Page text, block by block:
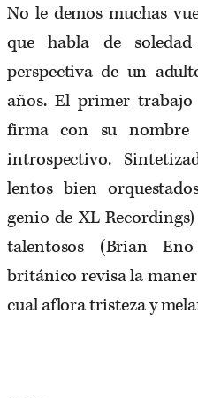
No le demos muchas
que habla de
perspectiva de un
años. El primer
firma con su nombre
introspectivo.
lentos bien
genio de XL
talentosos (Brian
británico revisa la
cual aflora tristeza y